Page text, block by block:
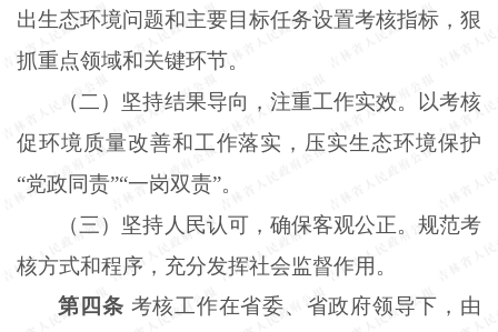
出生态环境问题和主要目标任务设置考核指标，狠
抓重点领域和关键环节。
（二）坚持结果导向，注重工作实效。以考核
促环境质量改善和工作落实，压实生态环境保护
“党政同责”“一岗双责”。
（三）坚持人民认可，确保客观公正。规范考
核方式和程序，充分发挥社会监督作用。
第四条 考核工作在省委、省政府领导下，由